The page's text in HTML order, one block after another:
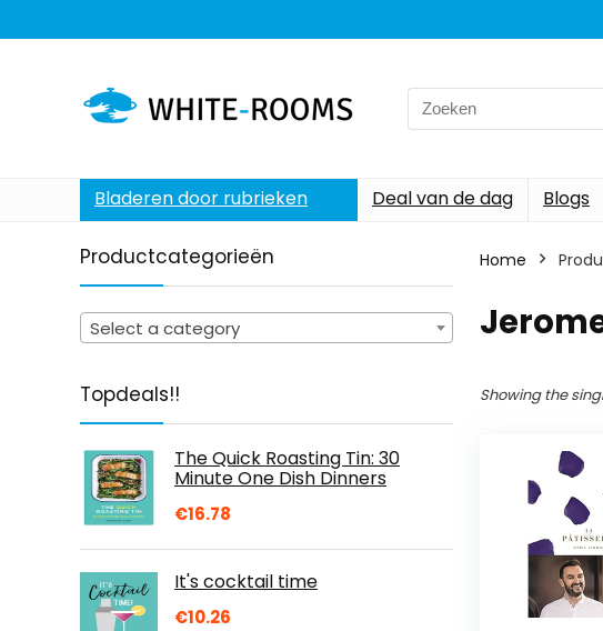
Search
for:
Bladeren door rubrieken Deal van de dag Blogs
Productcategorieën
Select a category
Topdeals!!
The Quick Roasting Tin: 30
Minute One Dish Dinners
€16.78
It's cocktail time
€10.26
Home
Showing the